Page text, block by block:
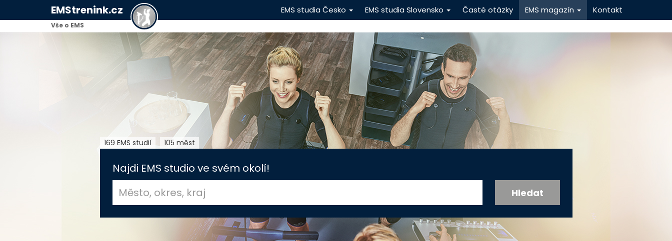
EMStrenink.cz
Vše o EMS
EMS studia Česko EMS studia Slovensko Časté otázky EMS magazín Kontakt
169 EMS studií 105 měst
Najdi EMS studio ve svém okolí!